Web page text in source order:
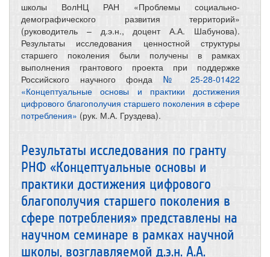
школы ВолНЦ РАН «Проблемы социально-
демографического развития территорий»
(руководитель – д.э.н., доцент А.А. Шабунова).
Результаты исследования ценностной структуры
старшего поколения были получены в рамках
выполнения грантового проекта при поддержке
Российского научного фонда № 25-28-01422
«Концептуальные основы и практики достижения
цифрового благополучия старшего поколения в сфере
потребления» (рук. М.А. Груздева).
Результаты исследования по гранту
РНФ «Концептуальные основы и
практики достижения цифрового
благополучия старшего поколения в
сфере потребления» представлены на
научном семинаре в рамках научной
школы, возглавляемой д.э.н. А.А.